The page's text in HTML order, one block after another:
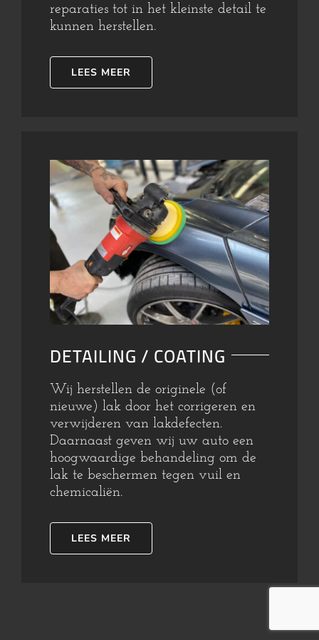
reparaties tot in het kleinste detail te
kunnen herstellen.
LEES MEER
DETAILING / COATING
Wij herstellen de originele (of
nieuwe) lak door het corrigeren en
verwijderen van lakdefecten.
Daarnaast geven wij uw auto een
hoogwaardige behandeling om de
lak te beschermen tegen vuil en
chemicaliën.
LEES MEER